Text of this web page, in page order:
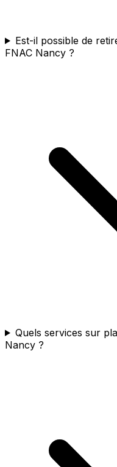
Est-il possible de
FNAC Nancy ?
Quels services sur
Nancy ?